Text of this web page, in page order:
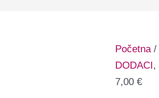
Početna/
DODACI,
7,00 €